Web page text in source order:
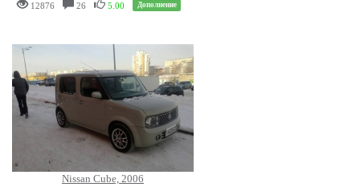
12876
26 5.00 Дополнение
Nissan Cube, 2006